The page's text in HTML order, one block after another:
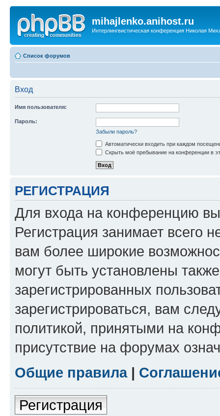
mihajlenko.anihost.ru
Интерлингвистическая конференция Николая
Список форумов
Вход
Имя пользователя:
Пароль:
Забыли пароль?
Автоматически входить при каждом
Скрыть моё пребывание на конференции в
РЕГИСТРАЦИЯ
Для входа на конференцию
Регистрация занимает всего
вам более широкие
могут быть установлены
зарегистрированных
зарегистрироваться, вам
политикой, принятыми на
присутствие на форумах
Общие правила|
Регистрация